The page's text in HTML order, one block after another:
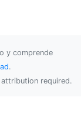
y comprende
.
required.